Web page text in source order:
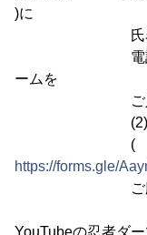
)に
氏名、年齢(
電話番号(携
ームを
ご入力の上
(2) 専用応
(
https://forms.gle/
ご応募く
YouTubeの忍者ダ